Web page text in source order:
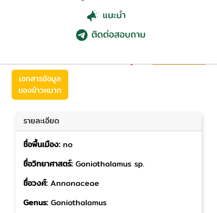
ข้าวหมาก
เอกสารข้อมูล
ของข้าวหมาก
รายละเอียด
ชื่อพื้นเมือง: no
ชื่อวิทยาศาสตร์: Goniothalamus sp.
ชื่อวงศ์: Annonaceae
Genus: Goniothalamus